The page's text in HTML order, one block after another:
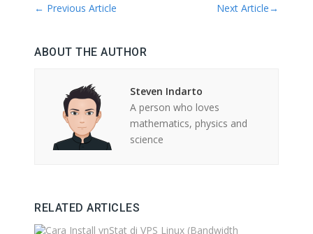
← Previous Article Next Article→
ABOUT THE AUTHOR
Steven Indarto
A person who loves
mathematics, physics and
science
RELATED ARTICLES